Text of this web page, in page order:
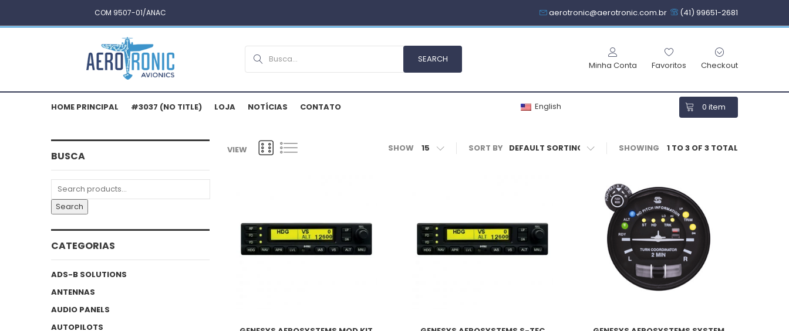
COM 9507-01/ANAC aerotronic@aerotronic.com.br (41) 99651-2681
Minha Conta Favoritos Checkout
HOME PRINCIPAL #3037 (NO TITLE) LOJA NOTÍCIAS CONTATO English 0 item
BUSCA
Search
for:
Search
CATEGORIAS
ADS-B SOLUTIONS
ANTENNAS
AUDIO PANELS
AUTOPILOTS
VIEW SHOW 15 SORT BY SHOWING 1 TO 3 OF 3 TOTAL